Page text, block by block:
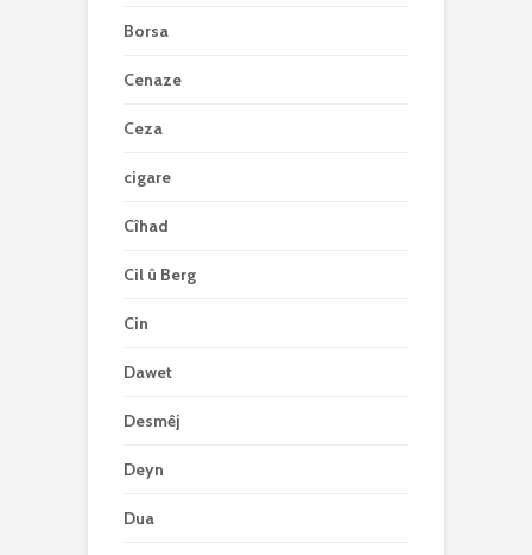
Borsa
Cenaze
Ceza
cigare
Cîhad
Cil û Berg
Cin
Dawet
Desmêj
Deyn
Dua